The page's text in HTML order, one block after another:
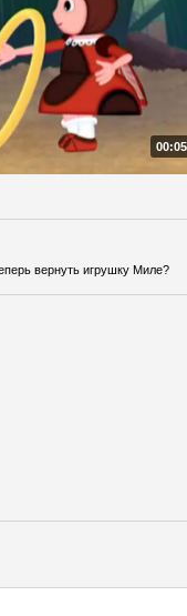
вернуть игрушку Миле?